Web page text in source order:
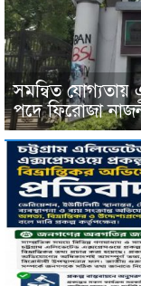
সমন্বিত যোগ্যতায়
পদে ফিরোজা